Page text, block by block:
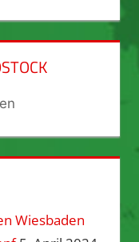
Wiesbaden